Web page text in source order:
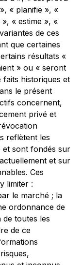
« planifie », «
« estime », «
de ces
que certaines
résultats «
» ou « seront
historiques et
le présent
concernent,
privé et
reflètent les
et sont fondés sur
et sur
Ces
limiter :
le marché ; la
ordonnance de
toutes les
de ce